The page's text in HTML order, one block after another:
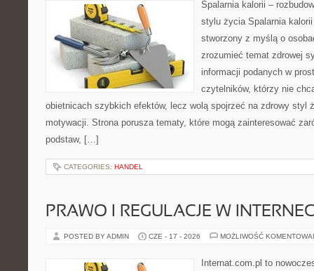
Spalarnia kalorii –
stylu życia Spalarnia
stworzony z myślą o
zrozumieć temat zdrowej
informacji podanych w
czytelników, którzy nie
obietnicach szybkich efektów, lecz wolą spojrzeć na zdrowy styl
motywacji. Strona porusza tematy, które mogą zainteresować
podstaw, […]
CATEGORIES: HANDEL
PRAWO I REGULACJE W
POSTED BY ADMIN CZE - 17 - 2026 MOŻLIWOŚĆ
Internat.com.pl to